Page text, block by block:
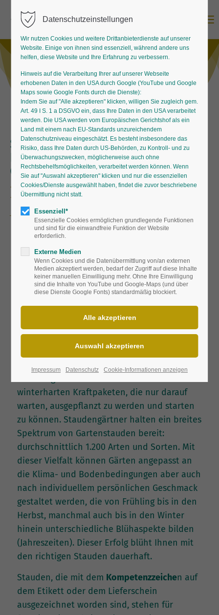
Staudengärtnerkompetenz für
Handel, Verwender und
Gartenliebhaber
Kompetenzkampagne
der Bund deutscher Staudengärtner
eine Informationsinitiative zu
Gartenwürdigkeit und Ausdauer von
Staudensorten und eine
Selbstverpflichtung der
Staudengärtner, ihr Wissen und
Können optimal einzubringen.
winterharten Kraftpaketen, die nur darauf
warten, ausgepflanzt zu werden und starten
zu können. Staudengärtner halten ein breites
Spektrum von Gartenstauden bereit:
durchschnittlich 1.200 Arten und Sorten. Mit
dieser Vielfalt können Gärten angepasst an
die Klima- und Bodenbedingungen aber auch
nach individuellem persönlichen Geschmack
gestaltet werden, die von Frühling bis in den
Herbst, manchmal auch bis in den Winter
hinein unterschiedliche Blühaspekte bilden
(Jahreszeiten). Dieser Erfolg blüht Ihnen mit
den richtigen Stauden dauerhaft.
Stauden, die mit dem Kompetenzzeichen auf
dem Etikett oder dem Lieferschein
ausgezeichnet worden sind, stehen für
Datenschutzeinstellungen
Wir nutzen Cookies und weitere Drittanbieterdienste auf unserer
Website. Einige von ihnen sind essenziell, während andere uns
helfen, diese Website und Ihre Erfahrung zu verbessern.
Hinweis auf die Verarbeitung Ihrer auf unserer Webseite
erhobenen Daten in den USA durch Google (YouTube und Google
Maps sowie Google Fonts durch die Dienste):
Indem Sie auf "Alle akzeptieren" klicken, willigen Sie zugleich gem.
Art. 49 I S. 1 a DSGVO ein, dass Ihre Daten in den USA verarbeitet
werden. Die USA werden vom Europäischen Gerichtshof als ein
Land mit einem nach EU-Standards unzureichendem
Datenschutzniveau eingeschätzt. Es besteht insbesondere das
Risiko, dass Ihre Daten durch US-Behörden, zu Kontroll- und zu
Überwachungszwecken, möglicherweise auch ohne
Rechtsbehelfsmöglichkeiten, verarbeitet werden können. Wenn
Sie auf "Auswahl akzeptieren" klicken und nur die essenziellen
Cookies/Dienste ausgewählt haben, findet die zuvor beschriebene
Übermittlung nicht statt.
Essenziell*
Essenzielle Cookies ermöglichen grundlegende Funktionen
und sind für die einwandfreie Funktion der Website
erforderlich.
Externe Medien
Wenn Cookies und die Datenübermittlung von/an externen
Medien akzeptiert werden, bedarf der Zugriff auf diese Inhalte
keiner manuellen Einwilligung mehr. Ohne Ihre Einwilligung
sind die Inhalte von YouTube und Google-Maps (und über
diese Dienste Google Fonts) standardmäßig blockiert.
Impressum Datenschutz Cookie-Informationen anzeigen